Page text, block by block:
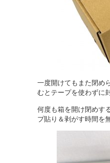
一度開けてもまた閉め
むとテープを使わずに
何度も箱を開け閉めす
プ貼り＆剥がす時間を